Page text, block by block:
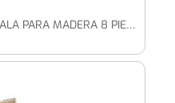
CARTUCHO DE BROCAS DE PALA PARA MADERA 8 PIEZAS (10/12/14/16/18/20/22/24 X 230 MM)